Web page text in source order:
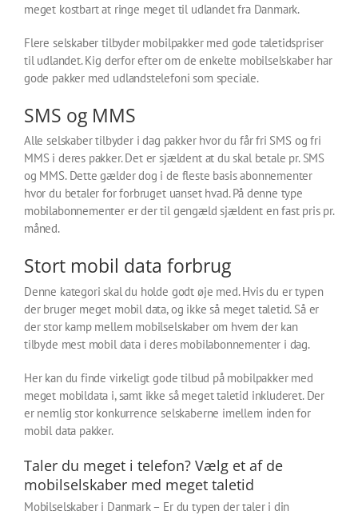
meget kostbart at ringe meget til udlandet fra Danmark.
Flere selskaber tilbyder mobilpakker med gode taletidspriser
til udlandet. Kig derfor efter om de enkelte mobilselskaber har
gode pakker med udlandstelefoni som speciale.
SMS og MMS
Alle selskaber tilbyder i dag pakker hvor du får fri SMS og fri
MMS i deres pakker. Det er sjældent at du skal betale pr. SMS
og MMS. Dette gælder dog i de fleste basis abonnementer
hvor du betaler for forbruget uanset hvad. På denne type
mobilabonnementer er der til gengæld sjældent en fast pris pr.
måned.
Stort mobil data forbrug
Denne kategori skal du holde godt øje med. Hvis du er typen
der bruger meget mobil data, og ikke så meget taletid. Så er
der stor kamp mellem mobilselskaber om hvem der kan
tilbyde mest mobil data i deres mobilabonnementer i dag.
Her kan du finde virkeligt gode tilbud på mobilpakker med
meget mobildata i, samt ikke så meget taletid inkluderet. Der
er nemlig stor konkurrence selskaberne imellem inden for
mobil data pakker.
Taler du meget i telefon? Vælg et af de
mobilselskaber med meget taletid
Mobilselskaber i Danmark – Er du typen der taler i din